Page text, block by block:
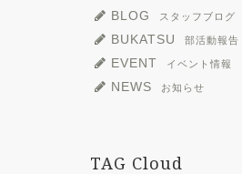
BLOG
スタッフブログ
BUKATSU 部活動報告
EVENT イベント情報
NEWS お知らせ
TAG Cloud